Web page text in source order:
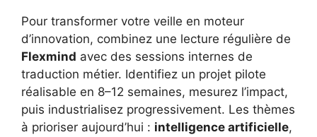
Pour transformer votre veille en moteur
d’innovation, combinez une lecture régulière de
Flexmind avec des sessions internes de
traduction métier. Identifiez un projet pilote
réalisable en 8–12 semaines, mesurez l’impact,
puis industrialisez progressivement. Les thèmes
à prioriser aujourd’hui : intelligence artificielle,